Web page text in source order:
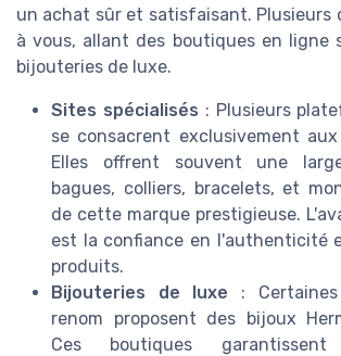
un achat sûr et satisfaisant. Plusieurs
à vous, allant des boutiques en ligne
bijouteries de luxe.
Sites spécialisés : Plusieurs
se consacrent exclusivement
Elles offrent souvent une
bagues, colliers, bracelets, et
de cette marque prestigieuse.
est la confiance en l'authenticité
produits.
Bijouteries de luxe :
renom proposent des bijoux
Ces boutiques garantissent